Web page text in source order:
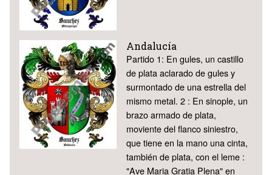
Andalucía
Partido 1: En gules, un castillo
de plata aclarado de gules y
surmontado de una estrella del
mismo metal. 2 : En sinople, un
brazo armado de plata,
moviente del flanco siniestro,
que tiene en la mano una cinta,
también de plata, con el leme :
"Ave Maria Gratia Plena" en